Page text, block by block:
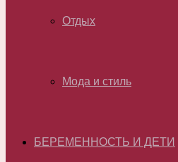
Отдых
Мода и стиль
БЕРЕМЕННОСТЬ И ДЕТИ